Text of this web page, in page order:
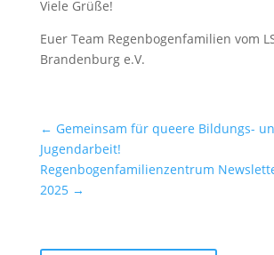
Viele Grüße!
Euer Team Regenbogenfamilien vom
Brandenburg e.V.
← Gemeinsam für queere Bildungs-
Jugendarbeit!
Regenbogenfamilienzentrum
2025→